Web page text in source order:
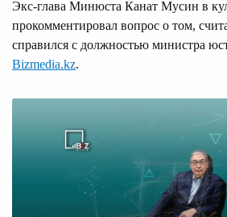
Экс-глава Минюста Канат Мусин в
прокомментировал вопрос о том,
справился с должностью министра
Bizmedia.kz.